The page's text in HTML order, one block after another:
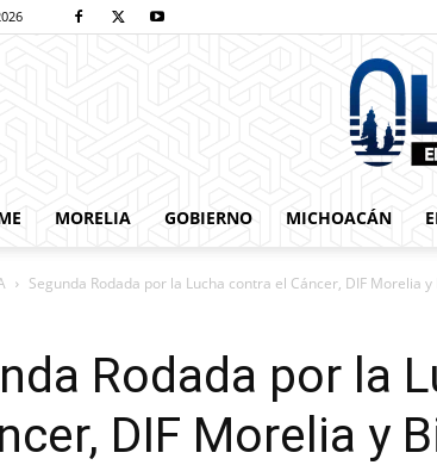
MORELIA GOBIERNO MICHOACÁN
Segunda Rodada por la Lucha contra el Cáncer, DIF Morelia
Rodada por la
DIF Morelia y